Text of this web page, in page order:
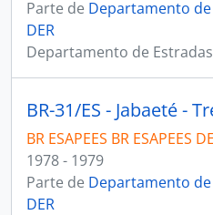
Parte de Departamento de
DER
Departamento de
BR ESAPEES BR ESAPEES
1978 - 1979
Parte de Departamento de
DER